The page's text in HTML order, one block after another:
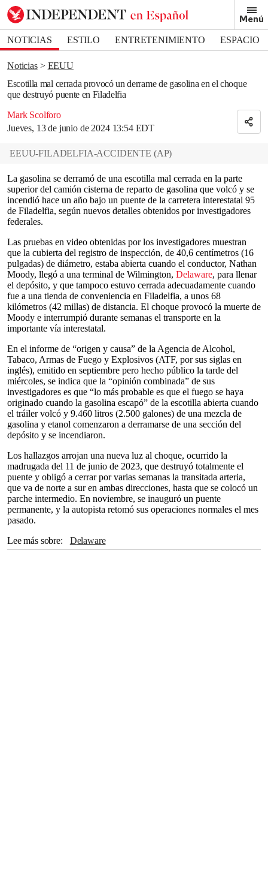
Menú
NOTICIAS ESTILO ENTRETENIMIENTO
ESPACIO
DEPORTES
Noticias
EEUU
Escotilla mal cerrada provocó un derrame de gasolina en el choque
que destruyó puente en Filadelfia
Mark Scolforo
Jueves, 13 de junio de 2024 13:54 EDT
Bookmark popover
Removed from bookmarks
Close popover
EEUU-FILADELFIA-ACCIDENTE (AP)
La gasolina se derramó de una escotilla mal cerrada en la parte
superior del camión cisterna de reparto de gasolina que volcó y se
incendió hace un año bajo un puente de la carretera interestatal 95
de Filadelfia, según nuevos detalles obtenidos por investigadores
federales.
Las pruebas en video obtenidas por los investigadores muestran
que la cubierta del registro de inspección, de 40,6 centímetros (16
pulgadas) de diámetro, estaba abierta cuando el conductor, Nathan
Moody, llegó a una terminal de Wilmington, Delaware, para llenar
el depósito, y que tampoco estuvo cerrada adecuadamente cuando
fue a una tienda de conveniencia en Filadelfia, a unos 68
kilómetros (42 millas) de distancia. El choque provocó la muerte de
Moody e interrumpió durante semanas el transporte en la
importante vía interestatal.
En el informe de “origen y causa” de la Agencia de Alcohol,
Tabaco, Armas de Fuego y Explosivos (ATF, por sus siglas en
inglés), emitido en septiembre pero hecho público la tarde del
miércoles, se indica que la “opinión combinada” de sus
investigadores es que “lo más probable es que el fuego se haya
originado cuando la gasolina escapó” de la escotilla abierta cuando
el tráiler volcó y 9.460 litros (2.500 galones) de una mezcla de
gasolina y etanol comenzaron a derramarse de una sección del
depósito y se incendiaron.
Los hallazgos arrojan una nueva luz al choque, ocurrido la
madrugada del 11 de junio de 2023, que destruyó totalmente el
puente y obligó a cerrar por varias semanas la transitada arteria,
que va de norte a sur en ambas direcciones, hasta que se colocó un
parche intermedio. En noviembre, se inauguró un puente
permanente, y la autopista retomó sus operaciones normales el mes
pasado.
Lee más sobre
Delaware